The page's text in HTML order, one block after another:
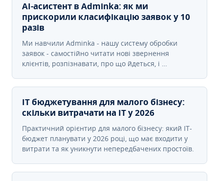
AI-асистент в Adminka: як ми
прискорили класифікацію заявок у 10
разів
Ми навчили Adminka - нашу систему обробки
заявок - самостійно читати нові звернення
клієнтів, розпізнавати, про що йдеться, і …
IT бюджетування для малого бізнесу:
скільки витрачати на IT у 2026
Практичний орієнтир для малого бізнесу: який IT-
бюджет планувати у 2026 році, що має входити у
витрати та як уникнути непередбачених простоїв.